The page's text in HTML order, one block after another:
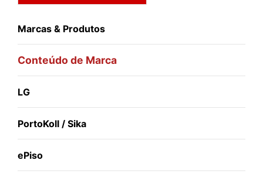
Marcas & Produtos
Conteúdo de Marca
LG
PortoKoll / Sika
ePiso